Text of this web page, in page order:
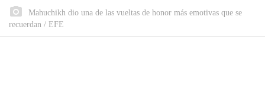
Mahuchikh dio una de las vueltas de honor más emotivas que se
recuerdan / EFE